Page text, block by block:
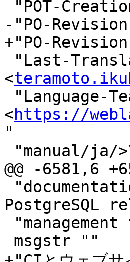
-"PO-
+"PO-
<
<https://
"
@@ -6581,6
PostgreSQL